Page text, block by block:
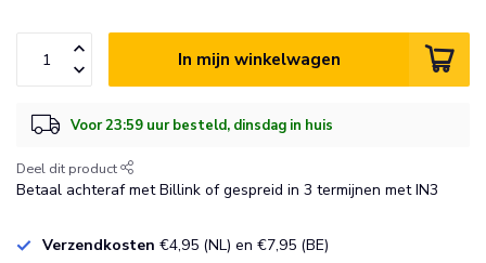
In mijn winkelwagen
Voor 23:59 uur besteld, dinsdag in huis
Deel dit product
Betaal achteraf met Billink of gespreid in 3 termijnen met IN3
Verzendkosten €4,95 (NL) en €7,95 (BE)